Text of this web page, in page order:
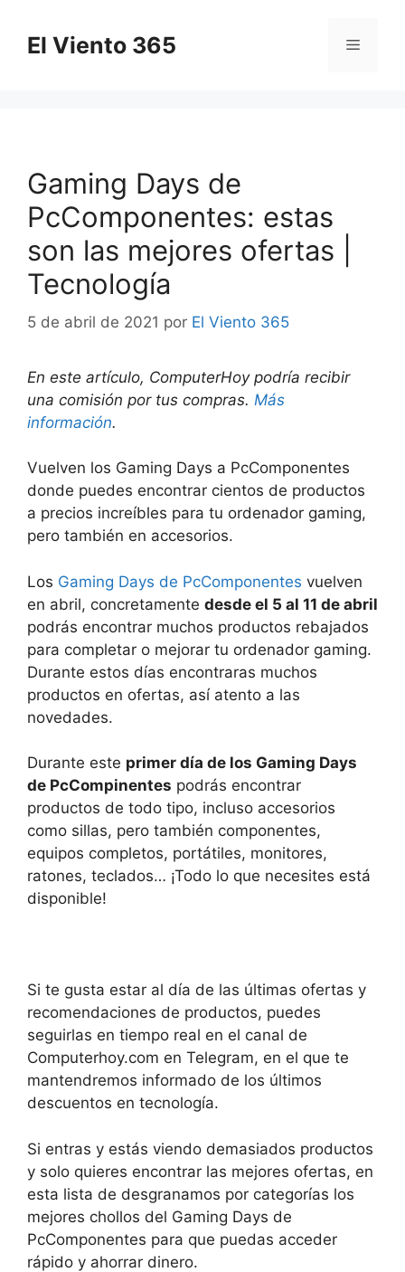
contenido
El Viento 365 Menú
Gaming Days de
PcComponentes: estas
son las mejores ofertas |
Tecnología
5 de abril de 2021 por El Viento 365
En este artículo, ComputerHoy podría recibir
una comisión por tus compras. Más
información.
Vuelven los Gaming Days a PcComponentes
donde puedes encontrar cientos de productos
a precios increíbles para tu ordenador gaming,
pero también en accesorios.
Los Gaming Days de PcComponentes vuelven
en abril, concretamente desde el 5 al 11 de abril
podrás encontrar muchos productos rebajados
para completar o mejorar tu ordenador gaming.
Durante estos días encontraras muchos
productos en ofertas, así atento a las
novedades.
Durante este primer día de los Gaming Days
de PcCompinentes podrás encontrar
productos de todo tipo, incluso accesorios
como sillas, pero también componentes,
equipos completos, portátiles, monitores,
ratones, teclados… ¡Todo lo que necesites está
disponible!
Si te gusta estar al día de las últimas ofertas y
recomendaciones de productos, puedes
seguirlas en tiempo real en el canal de
Computerhoy.com en Telegram, en el que te
mantendremos informado de los últimos
descuentos en tecnología.
Si entras y estás viendo demasiados productos
y solo quieres encontrar las mejores ofertas, en
esta lista de desgranamos por categorías los
mejores chollos del Gaming Days de
PcComponentes para que puedas acceder
rápido y ahorrar dinero.